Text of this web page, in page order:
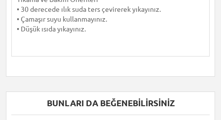
• 30 derecede ılık suda ters çevirerek yıkayınız.
• Çamaşır suyu kullanmayınız.
• Düşük ısıda yıkayınız.
BUNLARI DA BEĞENEBILIRSINIZ